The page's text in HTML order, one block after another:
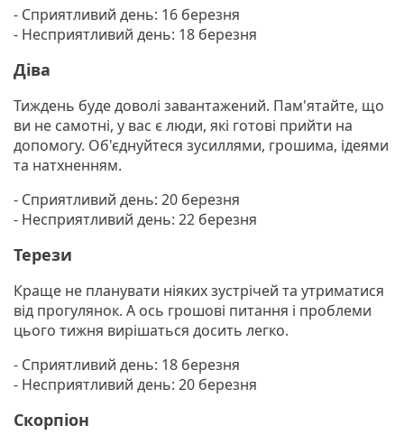
- Сприятливий день: 16 березня
- Несприятливий день: 18 березня
Діва
Тиждень буде доволі завантажений. Пам'ятайте, що
ви не самотні, у вас є люди, які готові прийти на
допомогу. Об'єднуйтеся зусиллями, грошима, ідеями
та натхненням.
- Сприятливий день: 20 березня
- Несприятливий день: 22 березня
Терези
Краще не планувати ніяких зустрічей та утриматися
від прогулянок. А ось грошові питання i проблеми
цього тижня вирiшаться досить легко.
- Сприятливий день: 18 березня
- Несприятливий день: 20 березня
Скорпіон